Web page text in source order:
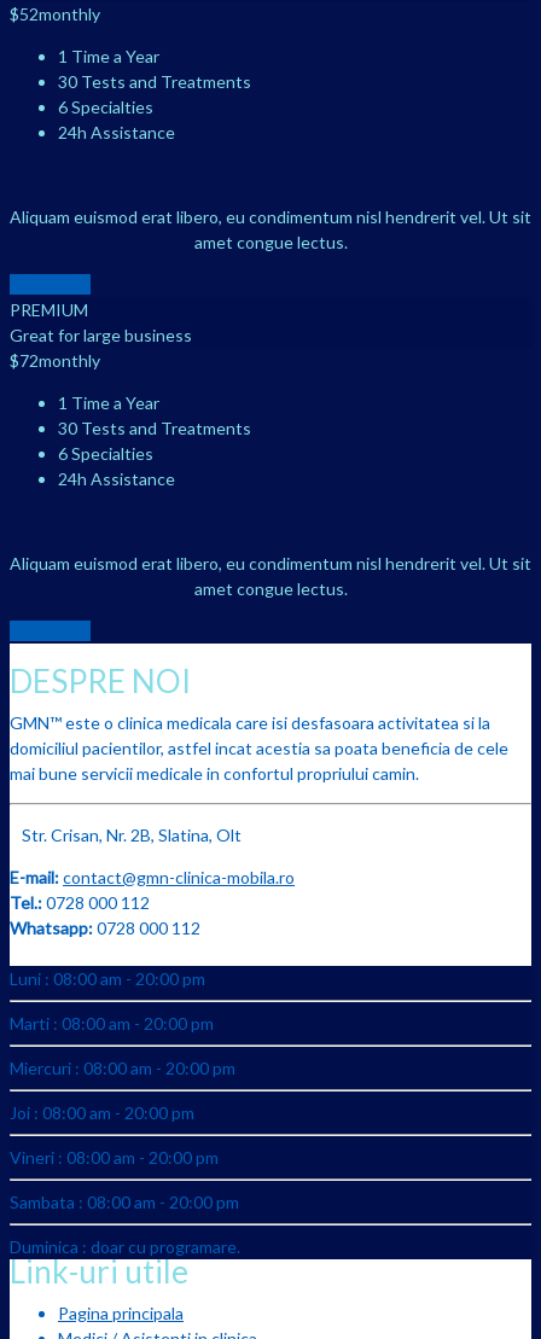
$52monthly
1 Time a Year
30 Tests and Treatments
6 Specialties
24h Assistance
Aliquam euismod erat libero, eu condimentum nisl hendrerit vel. Ut sit
amet congue lectus.
PREMIUM
Great for large business
$72monthly
1 Time a Year
30 Tests and Treatments
6 Specialties
24h Assistance
Aliquam euismod erat libero, eu condimentum nisl hendrerit vel. Ut sit
amet congue lectus.
DESPRE NOI
GMN™ este o clinica medicala care isi desfasoara activitatea si la
domiciliul pacientilor, astfel incat acestia sa poata beneficia de cele
mai bune servicii medicale in confortul propriului camin.
Str. Crisan, Nr. 2B, Slatina, Olt
E-mail:contact@gmn-clinica-mobila.ro
Tel.:0728 000 112
Whatsapp:0728 000 112
Luni : 08:00 am - 20:00 pm
Marti : 08:00 am - 20:00 pm
Miercuri : 08:00 am - 20:00 pm
Joi : 08:00 am - 20:00 pm
Vineri : 08:00 am - 20:00 pm
Sambata : 08:00 am - 20:00 pm
Duminica : doar cu programare.
Link-uri utile
Pagina principala